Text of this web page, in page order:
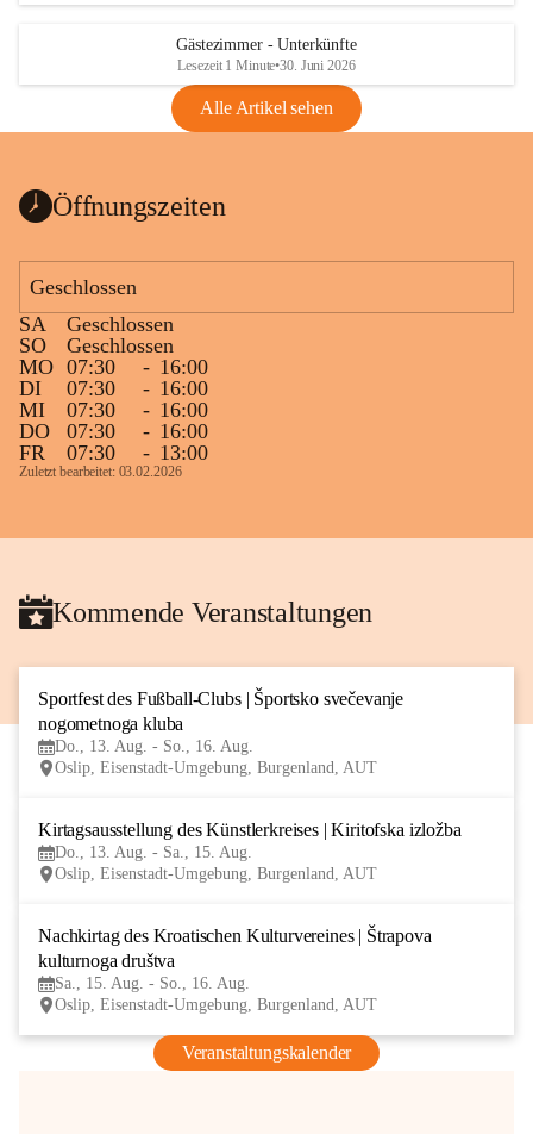
Gästezimmer - Unterkünfte
Lesezeit 1 Minute•30. Juni 2026
Alle Artikel sehen
Öffnungszeiten
Geschlossen
SA
Geschlossen
SO
Geschlossen
MO 07:30 - 16:00
DI
07:30 - 16:00
MI
07:30 - 16:00
DO
07:30 - 16:00
FR
07:30 - 13:00
Zuletzt bearbeitet: 03.02.2026
Kommende Veranstaltungen
Sportfest des Fußball-Clubs | Športsko svečevanje
nogometnoga kluba
Do., 13. Aug. - So., 16. Aug.
Oslip, Eisenstadt-Umgebung, Burgenland, AUT
Kirtagsausstellung des Künstlerkreises | Kiritofska izložba
Do., 13. Aug. - Sa., 15. Aug.
Oslip, Eisenstadt-Umgebung, Burgenland, AUT
Nachkirtag des Kroatischen Kulturvereines | Štrapova
kulturnoga društva
Sa., 15. Aug. - So., 16. Aug.
Oslip, Eisenstadt-Umgebung, Burgenland, AUT
Veranstaltungskalender